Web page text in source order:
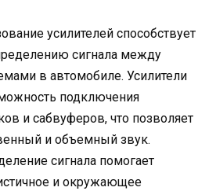
усилителей способствует
сигнала между
в автомобиле. Усилители
подключения
и сабвуферов, что позволяет
и объемный звук.
сигнала помогает
и окружающее